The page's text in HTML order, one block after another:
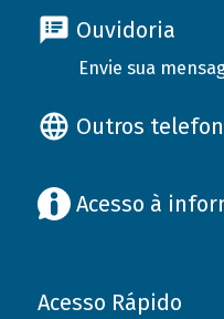
Ouvidoria
Envie sua
Outros
Acesso à
Acesso Rápido